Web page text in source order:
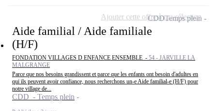
Aide familial / Aide familiale
(H/F)
FONDATION VILLAGES D ENFANCE ENSEMBLE - 54 - JARVILLE LA
MALGRANGE
Parce que nos besoins grandissent et parce que les enfants ont besoin d'adultes en
qui ils peuvent avoir confiance, nous recherchons un-e Aide familial-e (H/F) pour
notre village de...
CDD - Temps plein
CDDTemps plein
Ajouter cette offre à ma sélection